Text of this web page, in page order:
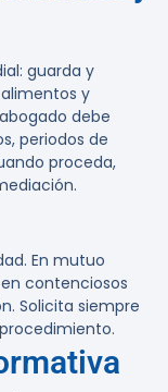
guarda y
y
debe
periodos de
proceda,
En mutuo
contenciosos
Solicita siempre